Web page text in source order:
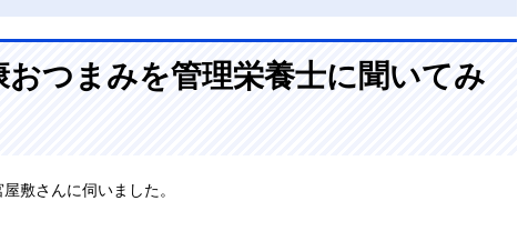
おつまみを管理栄養士に聞いてみ
敷さんに伺いました。